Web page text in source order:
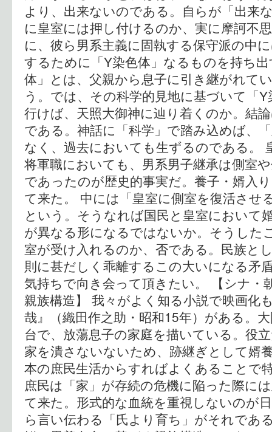
より、出来ないのである。自らが「出来
に皇室には押し付けるのか、実に摩訶不
に、彼ら男系主義に固執する保守派の中
するために「Y染色体」なるものを持ち
体」とは、父親から息子に引き継がれて
う。では、その科学的見地に基づいて「
行けば、天照大御神に辿り着くのか。結
である。神話に「科学」で踏み込めば、
なく、過去においても生ずるのである。
将軍職においても、男系男子継承は側室
であったのが歴史的事実だ。養子・婿入
て来た。 中には「皇室に側室を復活させ
という。そうなれば国民と皇室において
が異なる形になるではないか。そうした
室が受け入れるのか、否である。民族と
則に甚だしく乖離するこの大いになる矛
気持ちで向き会って頂きたい。 【シナ・
親族構造】 我々がよく知る小説で映画化
哉』（織田作之助・昭和15年）がある。
台で、放蕩息子の家庭を描いている。役
家を潰さないないため、跡継ぎとして婿
本の庶民生活からすればよくあることで
庶民は「家」が存続の危機に陥った際に
て来た。形式的な血統を重視しないのが
ら言い伝わる「氏より育ち」がそれであ